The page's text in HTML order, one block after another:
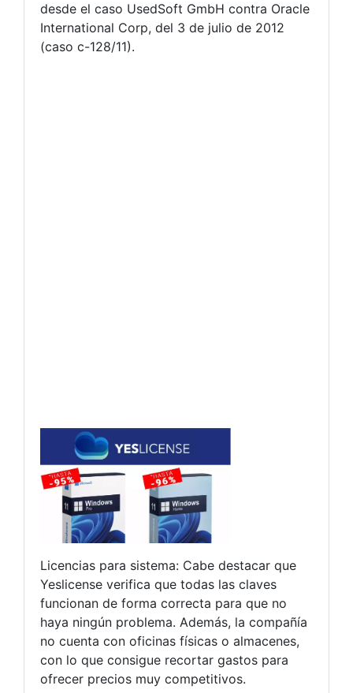
desde el caso UsedSoft GmbH contra Oracle
International Corp, del 3 de julio de 2012
(caso c-128/11).
Licencias para sistema: Cabe destacar que
Yeslicense verifica que todas las claves
funcionan de forma correcta para que no
haya ningún problema. Además, la compañía
no cuenta con oficinas físicas o almacenes,
con lo que consigue recortar gastos para
ofrecer precios muy competitivos.